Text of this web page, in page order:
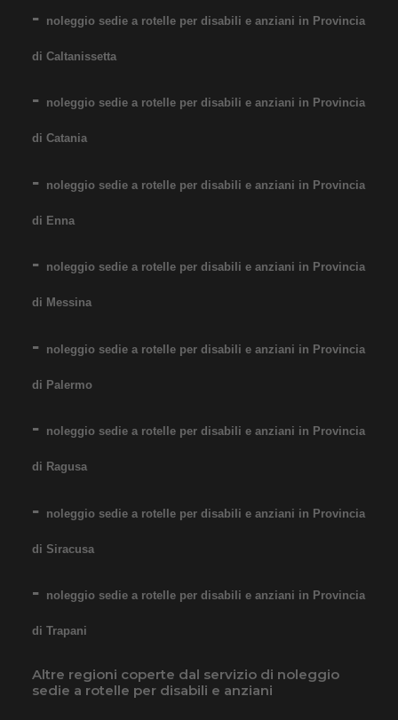
Noleggio sedia a rotelle con
pedane estraibili elevabili con
ragazzi dai 9/10 anni. Il
domicilio in tutta Italia,
contattaci per maggiori
COSTO NOLEGGIO
da 76,01€
SCHEDA COMPLETA
pieghevole ad autospinta
noleggio sedie a rotelle per disabili e anziani in Provincia
di Caltanissetta
noleggio sedie a rotelle per disabili e anziani in Provincia
di Catania
noleggio sedie a rotelle per disabili e anziani in Provincia
di Enna
noleggio sedie a rotelle per disabili e anziani in Provincia
di Messina
noleggio sedie a rotelle per disabili e anziani in Provincia
di Palermo
noleggio sedie a rotelle per disabili e anziani in Provincia
di Ragusa
noleggio sedie a rotelle per disabili e anziani in Provincia
di Siracusa
noleggio sedie a rotelle per disabili e anziani in Provincia
di Trapani
Altre regioni coperte dal servizio di noleggio
sedie a rotelle per disabili e anziani